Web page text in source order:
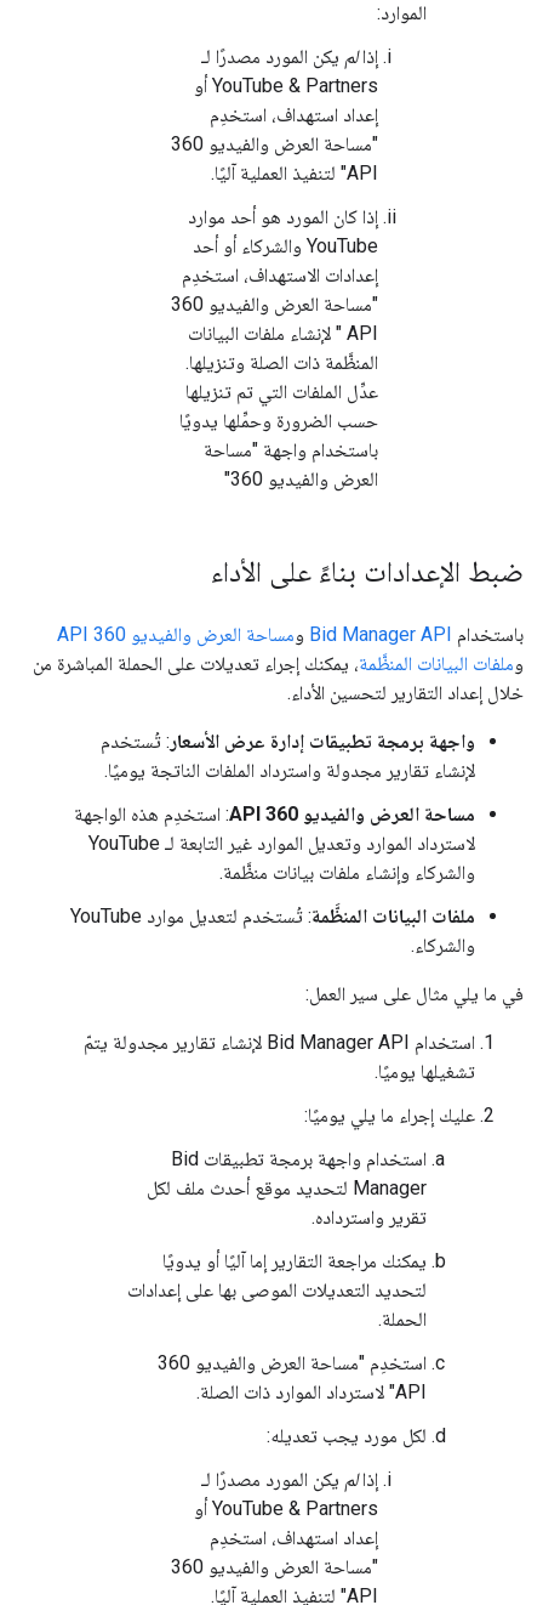
الموارد:
إذالم يكن المورد مصدرًا لـ
YouTube & Partners أو
إعداد استهداف، استخدِم
"مساحة العرض والفيديو 360
API" لتنفيذ العملية آليًا.
إذا كان المورد هو أحد موارد
YouTube والشركاء أو أحد
إعدادات الاستهداف، استخدِم
"مساحة العرض والفيديو 360
API " لإنشاء ملفات البيانات
المنظَّمة ذات الصلة وتنزيلها.
عدِّل الملفات التي تم تنزيلها
حسب الضرورة وحمِّلها يدويًا
باستخدام واجهة "مساحة
العرض والفيديو 360"
ضبط الإعدادات بناءً على الأداء
باستخدام Bid Manager API ومساحة العرض والفيديو 360 API
وملفات البيانات المنظَّمة، يمكنك إجراء تعديلات على الحملة المباشرة من
خلال إعداد التقارير لتحسين الأداء.
واجهة برمجة تطبيقات إدارة عرض الأسعار : تُستخدم
لإنشاء تقارير مجدولة واسترداد الملفات الناتجة يوميًا.
مساحة العرض والفيديو 360 API
: استخدِم هذه الواجهة
لاسترداد الموارد وتعديل الموارد غير التابعة لـ YouTube
والشركاء وإنشاء ملفات بيانات منظَّمة.
ملفات البيانات المنظَّمة
: تُستخدم لتعديل موارد YouTube
والشركاء.
في ما يلي مثال على سير العمل:
استخدام Bid Manager API لإنشاء تقارير مجدولة يتمّ
تشغيلها يوميًا.
عليك إجراء ما يلي يوميًا:
استخدام واجهة برمجة تطبيقات Bid
Manager لتحديد موقع أحدث ملف لكل
تقرير واسترداده.
يمكنك مراجعة التقارير إما آليًا أو يدويًا
لتحديد التعديلات الموصى بها على إعدادات
الحملة.
استخدِم "مساحة العرض والفيديو 360
API" لاسترداد الموارد ذات الصلة.
لكل مورد يجب تعديله:
إذالم يكن المورد مصدرًا لـ
YouTube & Partners أو
إعداد استهداف، استخدِم
"مساحة العرض والفيديو 360
API" لتنفيذ العملية آليًا.